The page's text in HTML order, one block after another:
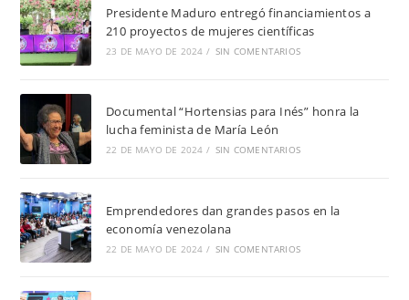
Presidente Maduro entregó financiamientos a
210 proyectos de mujeres científicas
23 DE MAYO DE 2024 / SIN COMENTARIOS
Documental “Hortensias para Inés” honra la
lucha feminista de María León
22 DE MAYO DE 2024 / SIN COMENTARIOS
Emprendedores dan grandes pasos en la
economía venezolana
22 DE MAYO DE 2024 / SIN COMENTARIOS